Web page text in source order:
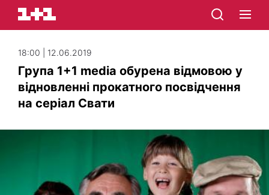
18:00 | 12.06.2019
Група 1+1 media обурена відмовою у
відновленні прокатного посвідчення
на серіал Свати